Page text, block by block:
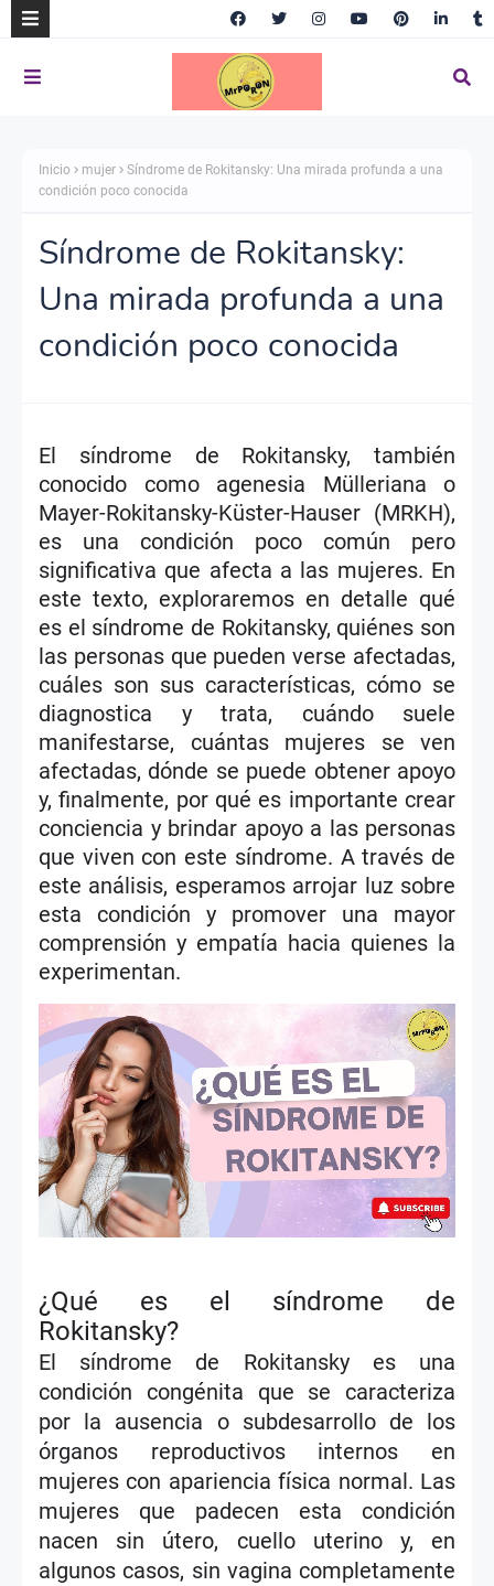
Inicio mujer
Síndrome de Rokitansky: Una mirada profunda a una
condición poco conocida
Síndrome de Rokitansky:
Una mirada profunda a una
condición poco conocida
El síndrome de Rokitansky, también
conocido como agenesia Mülleriana o
Mayer-Rokitansky-Küster-Hauser (MRKH),
es una condición poco común pero
significativa que afecta a las mujeres. En
este texto, exploraremos en detalle qué
es el síndrome de Rokitansky, quiénes son
las personas que pueden verse afectadas,
cuáles son sus características, cómo se
diagnostica y trata, cuándo suele
manifestarse, cuántas mujeres se ven
afectadas, dónde se puede obtener apoyo
y, finalmente, por qué es importante crear
conciencia y brindar apoyo a las personas
que viven con este síndrome. A través de
este análisis, esperamos arrojar luz sobre
esta condición y promover una mayor
comprensión y empatía hacia quienes la
experimentan.
¿Qué es el síndrome de
Rokitansky?
El síndrome de Rokitansky es una
condición congénita que se caracteriza
por la ausencia o subdesarrollo de los
órganos reproductivos internos en
mujeres con apariencia física normal. Las
mujeres que padecen esta condición
nacen sin útero, cuello uterino y, en
algunos casos, sin vagina completamente